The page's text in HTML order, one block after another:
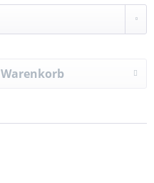
Warenkorb